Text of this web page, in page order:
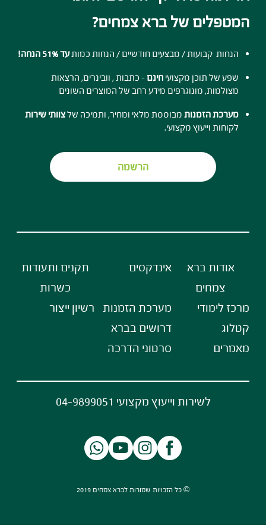
המטפלים של ברא צמחים?
הנחות קבועות / מבצעים חודשיים / הנחות כמותעד 51% הנחה!
שפע של תוכן מקצועיחינם- כתבות , וובינרים, הרצאות
מצולמות, מונוגרפים מידע רחב של המוצרים השונים
מערכת הזמנות מבוססת מלאי ומחיר, ותמיכה שלצוותי שירות
לקוחות וייעוץ מקצועי.
הרשמה
אודות ברא
צמחים
מרכז לימודי
קטלוג
מאמרים
אינדקסים
מערכת הזמנות
דרושים בברא
סרטוני הדרכה
תקנים ותעודות
כשרות
רשיון ייצור
לשירות וייעוץ מקצועי 04-9899051
© כל הזכויות שמורות לברא צמחים 2019